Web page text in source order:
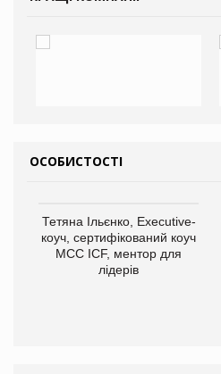
ОСОБИСТОСТІ
Тетяна Ільєнко, Executive-
коуч, сертифікований коуч
МСС ICF, ментор для
лідерів